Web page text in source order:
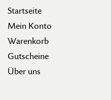
Startseite
Mein Konto
Warenkorb
Gutscheine
Über uns